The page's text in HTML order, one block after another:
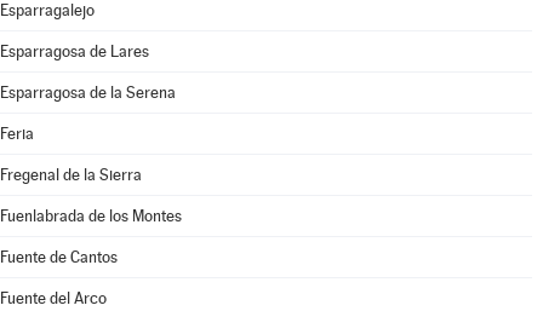
Esparragalejo
Esparragosa de Lares
Esparragosa de la Serena
Feria
Fregenal de la Sierra
Fuenlabrada de los Montes
Fuente de Cantos
Fuente del Arco